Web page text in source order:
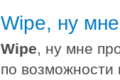
Wipe, ну
Wipe, ну мне
по возможности